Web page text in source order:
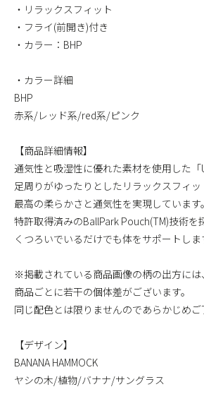
・リラックスフィット
・フライ(前開き)付き
・カラー：BHP
・カラー詳細
BHP
赤系/レッド系/red系/ピンク
【商品詳細情報】
通気性と吸湿性に優れた素材を使用した「
足周りがゆったりとしたリラックスフィッ
最高の柔らかさと通気性を実現しています。
特許取得済みのBallPark Pouch(TM)技術を
くつろいでいるだけでも体をサポートしま
※掲載されている商品画像の柄の出方には、
商品ごとに若干の個体差がございます。
同じ配色とは限りませんのであらかじめご
【デザイン】
BANANA HAMMOCK
ヤシの木/植物/バナナ/サングラス